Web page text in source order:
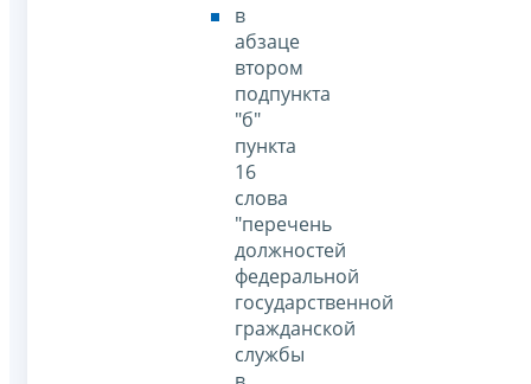
в
абзаце
втором
подпункта
"б"
пункта
16
слова
"перечень
должностей
федеральной
государственной
гражданской
службы